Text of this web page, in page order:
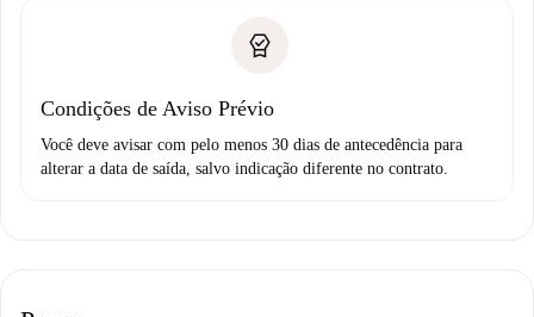
Condições de Aviso Prévio
Você deve avisar com pelo menos 30 dias de antecedência para
alterar a data de saída, salvo indicação diferente no contrato.